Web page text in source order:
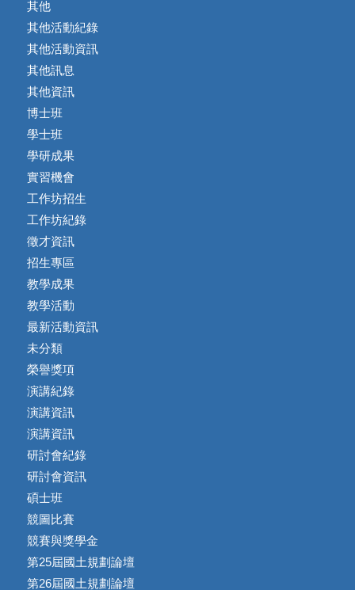
其他
其他活動紀錄
其他活動資訊
其他訊息
其他資訊
博士班
學士班
學研成果
實習機會
工作坊招生
工作坊紀錄
徵才資訊
招生專區
教學成果
教學活動
最新活動資訊
未分類
榮譽獎項
演講紀錄
演講資訊
演講資訊
研討會紀錄
研討會資訊
碩士班
競圖比賽
競賽與獎學金
第25屆國土規劃論壇
第26屆國土規劃論壇